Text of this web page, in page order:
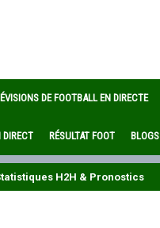
DE FOOTBALL EN DIRECTE
DIRECT RÉSULTAT FOOT BLOGS
H2H & Pronostics